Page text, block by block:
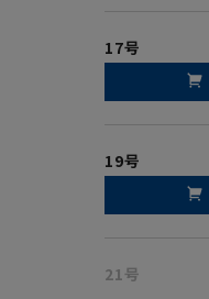
17号
19号
21号